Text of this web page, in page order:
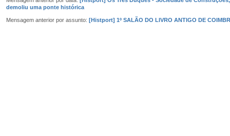
demoliu uma ponte histórica
Mensagem anterior por assunto: [Histport] 1º SALÃO DO LIVRO ANTIGO DE